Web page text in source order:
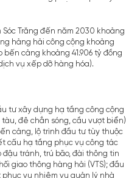
Trăng đến năm 2030 khoảng
hảng hải công cộng khoảng
bến cảng khoảng 41.906 tỷ đồng
vụ xếp dỡ hàng hóa).
tư xây dựng hạ tầng công cộng
đê chắn sóng, cầu vượt biển)
cảng, lộ trình đầu tư tùy thuộc
cấu hạ tầng phục vụ công tác
tránh, trú bão, đài thông tin
giao thông hàng hải (VTS); đầu
vụ nhiệm vụ quản lý nhà